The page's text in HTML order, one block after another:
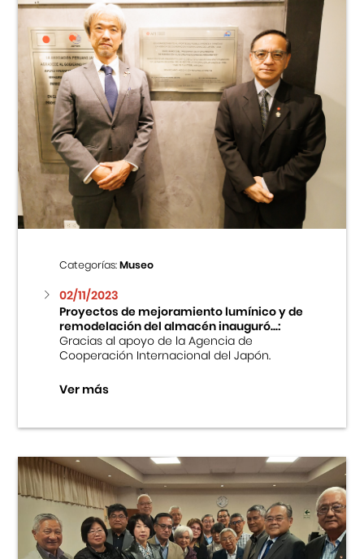
Categorías:Museo
02/11/2023
Proyectos de mejoramiento lumínico y de
remodelación del almacén inauguró...:
Gracias al apoyo de la Agencia de
Cooperación Internacional del Japón.
Ver más